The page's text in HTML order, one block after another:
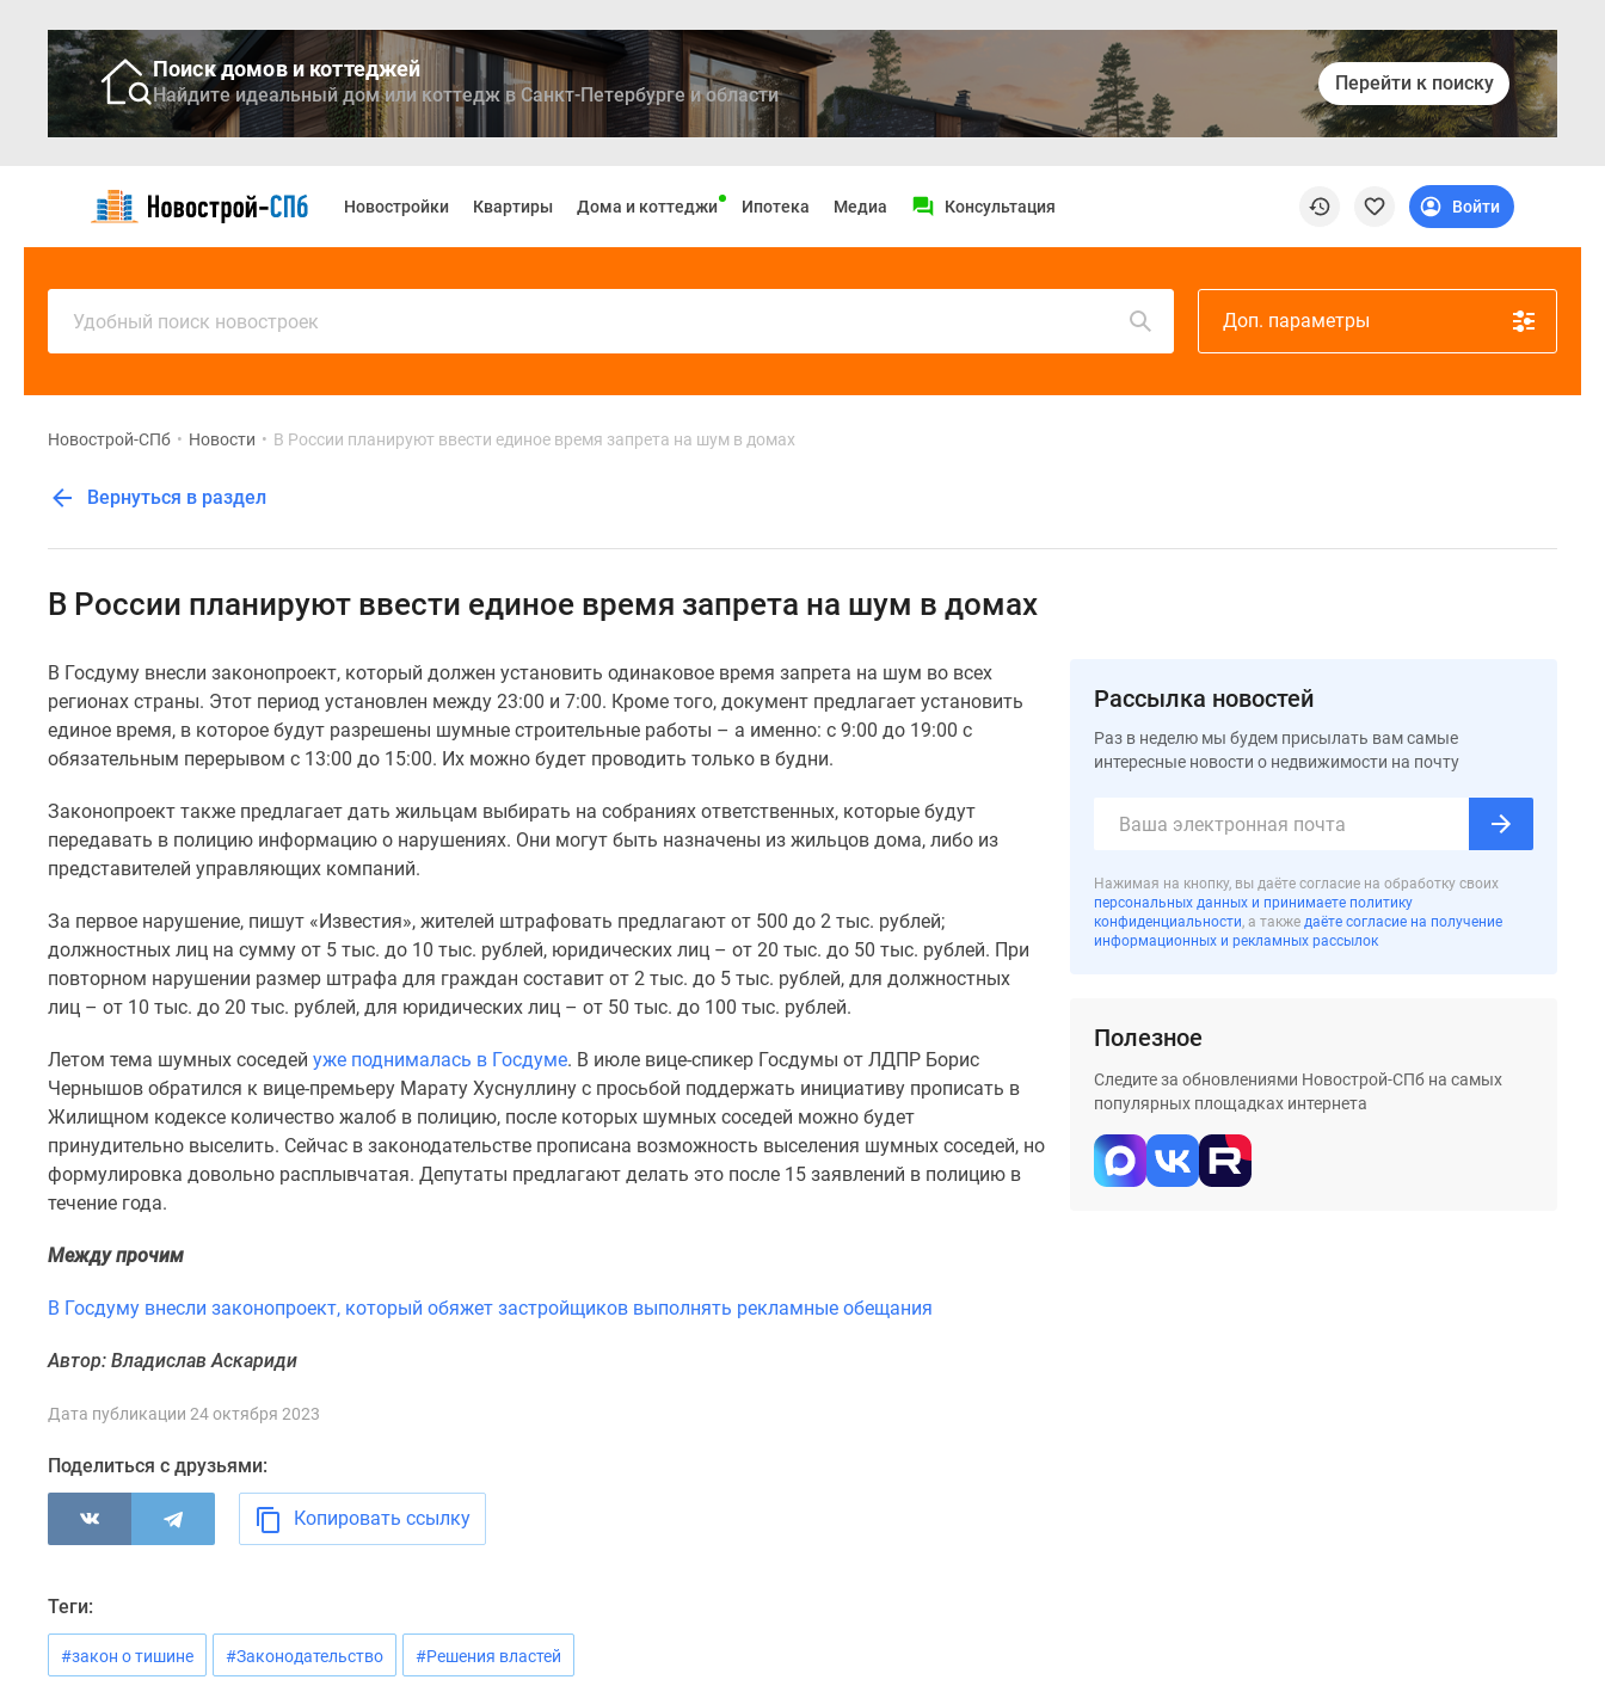
Поиск домов и коттеджей
Найдите идеальный дом или коттедж в Санкт-Петербурге и области
Перейти к поиску
Медиа
проекте
Контакты
сайте
застройщики
авторы
Машино-
Апартаменты
Новостройки
Готовые
комнатные
Военная
Покупателю
Новостройки
Санкт-
Видеообзор
Семейная
рынка
новостроек
комнатные
Субсидированная
застройщиком
Ипотечный
калькулятор
Новости
недвижимости
Новостройки Квартиры Дома и коттеджи Ипотека Медиа Консультация Войти
Удобный поиск новостроек Доп. параметры
Новострой-СПб • Новости • В России планируют ввести единое время запрета на шум в домах
Вернуться в раздел
В России планируют ввести единое время запрета на шум в домах
В Госдуму внесли законопроект, который должен установить одинаковое время запрета на шум во всех
регионах страны. Этот период установлен между 23:00 и 7:00. Кроме того, документ предлагает установить
единое время, в которое будут разрешены шумные строительные работы – а именно: с 9:00 до 19:00 с
обязательным перерывом с 13:00 до 15:00. Их можно будет проводить только в будни.
Законопроект также предлагает дать жильцам выбирать на собраниях ответственных, которые будут
передавать в полицию информацию о нарушениях. Они могут быть назначены из жильцов дома, либо из
представителей управляющих компаний.
За первое нарушение, пишут «Известия», жителей штрафовать предлагают от 500 до 2 тыс. рублей;
должностных лиц на сумму от 5 тыс. до 10 тыс. рублей, юридических лиц – от 20 тыс. до 50 тыс. рублей. При
повторном нарушении размер штрафа для граждан составит от 2 тыс. до 5 тыс. рублей, для должностных
лиц – от 10 тыс. до 20 тыс. рублей, для юридических лиц – от 50 тыс. до 100 тыс. рублей.
Летом тема шумных соседей уже поднималась в Госдуме. В июле вице-спикер Госдумы от ЛДПР Борис
Чернышов обратился к вице-премьеру Марату Хуснуллину с просьбой поддержать инициативу прописать в
Жилищном кодексе количество жалоб в полицию, после которых шумных соседей можно будет
принудительно выселить. Сейчас в законодательстве прописана возможность выселения шумных соседей, но
формулировка довольно расплывчатая. Депутаты предлагают делать это после 15 заявлений в полицию в
течение года.
Между прочим
В Госдуму внесли законопроект, который обяжет застройщиков выполнять рекламные обещания
Автор: Владислав Аскариди
Дата публикации 24 октября 2023
Поделиться с друзьями:
Копировать ссылку
Теги:
#закон о тишине #Законодательство #Решения властей
Рассылка новостей
Раз в неделю мы будем присылать вам самые
интересные новости о недвижимости на почту
Нажимая на кнопку, вы даёте согласие на обработку своих
персональных данных и принимаете политику
конфиденциальности, а также даёте согласие на получение
информационных и рекламных рассылок
Полезное
Следите за обновлениями Новострой-СПб на самых
популярных площадках интернета